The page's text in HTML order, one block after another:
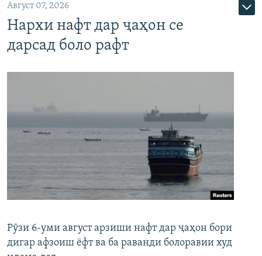
Август 07, 2026
Нархи нафт дар ҷаҳон се
дарсад боло рафт
Рӯзи 6-уми август арзиши нафт дар ҷаҳон бори
дигар афзоиш ёфт ва ба раванди болоравии худ